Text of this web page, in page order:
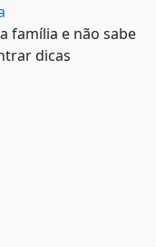
família e não sabe
dicas